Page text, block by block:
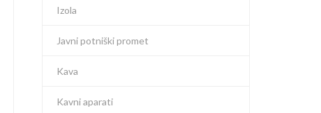
Izola
Javni potniški promet
Kava
Kavni aparati